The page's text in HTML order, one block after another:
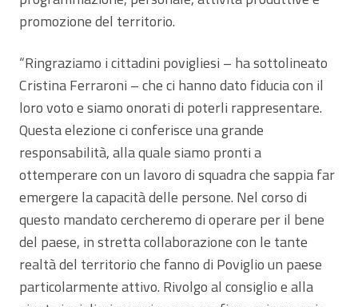
promozione del territorio.
“Ringraziamo i cittadini povigliesi – ha sottolineato
Cristina Ferraroni – che ci hanno dato fiducia con il
loro voto e siamo onorati di poterli rappresentare.
Questa elezione ci conferisce una grande
responsabilità, alla quale siamo pronti a
ottemperare con un lavoro di squadra che sappia far
emergere la capacità delle persone. Nel corso di
questo mandato cercheremo di operare per il bene
del paese, in stretta collaborazione con le tante
realtà del territorio che fanno di Poviglio un paese
particolarmente attivo. Rivolgo al consiglio e alla